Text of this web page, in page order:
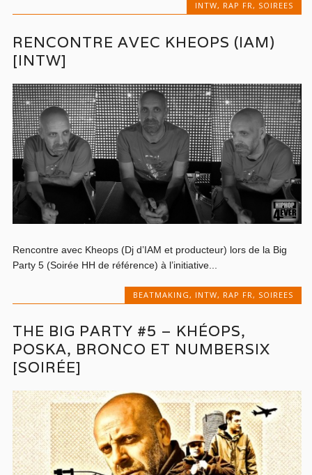
INTW, RAP FR, SOIREES
RENCONTRE AVEC KHEOPS (IAM)
[INTW]
Rencontre avec Kheops (Dj d’IAM et producteur) lors de la Big
Party 5 (Soirée HH de référence) à l’initiative...
BEATMAKING, INTW, RAP FR, SOIREES
THE BIG PARTY #5 – KHÉOPS,
POSKA, BRONCO ET NUMBERSIX
[SOIRÉE]